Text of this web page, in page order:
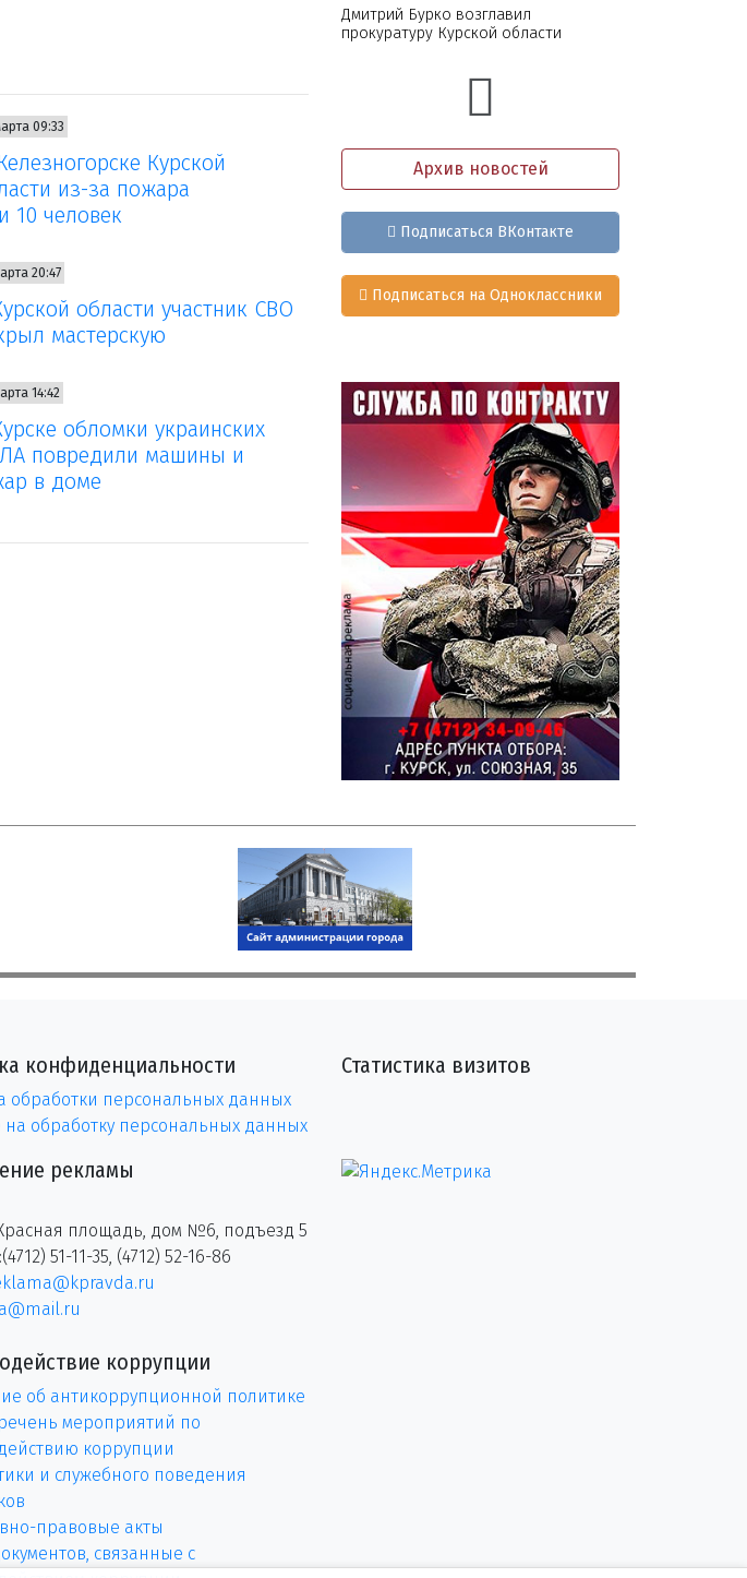
09:33
Курской
из-за пожара
10 человек
20:47
области участник СВО
мастерскую
14:42
обломки украинских
повредили машины и
в доме
Дмитрий Бурко возглавил
прокуратуру Курской области
Архив новостей
Подписаться ВКонтакте
Подписаться на Одноклассники
конфиденциальности
обработки персональных данных
на обработку персональных данных
рекламы
Красная площадь, дом №6, подъезд 5
51-11-35, (4712) 52-16-86
коррупции
об антикоррупционной политике
мероприятий по
коррупции
и служебного поведения
правовые акты
связанные с
Статистика визитов